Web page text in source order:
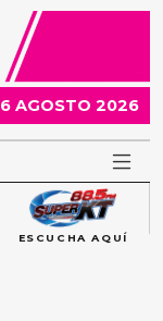
6 AGOSTO 2026
ESCUCHA AQUÍ